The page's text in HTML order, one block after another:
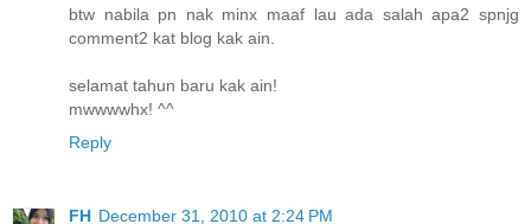
btw nabila pn nak minx maaf lau ada salah apa2 spnjg
comment2 kat blog kak ain.
selamat tahun baru kak ain!
mwwwwhx! ^^
Reply
FH December 31, 2010 at 2:24 PM